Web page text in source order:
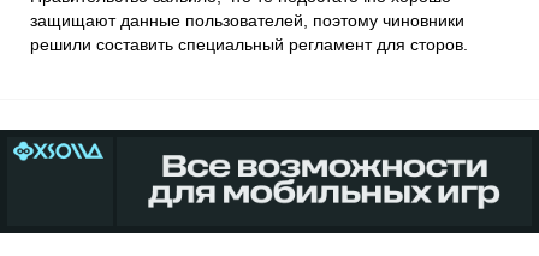
защищают данные пользователей, поэтому чиновники
решили составить специальный регламент для сторов.